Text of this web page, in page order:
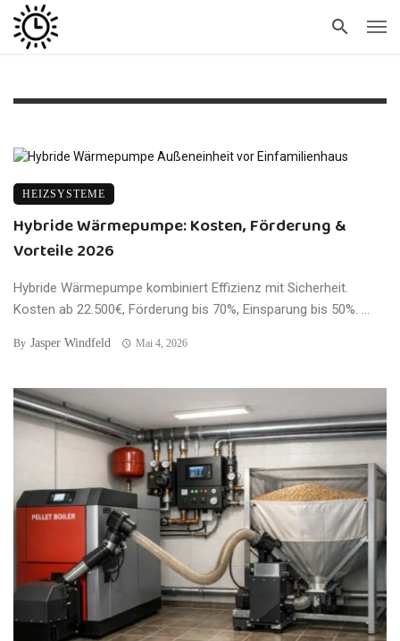
HEIZSYSTEME
Hybride Wärmepumpe: Kosten, Förderung &
Vorteile 2026
Hybride Wärmepumpe kombiniert Effizienz mit Sicherheit.
Kosten ab 22.500€, Förderung bis 70%, Einsparung bis 50%. ...
By Jasper Windfeld Mai 4, 2026